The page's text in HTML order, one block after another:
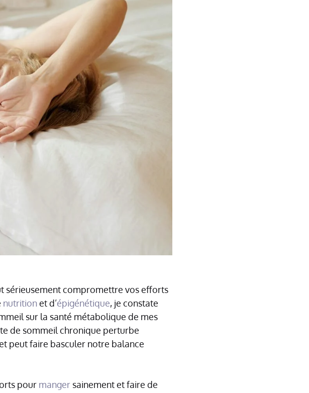
sérieusement compromettre vos efforts
nutritionet d’épigénétique, je constate
sur la santé métabolique de mes
de sommeil chronique perturbe
peut faire basculer notre balance
pour manger sainement et faire de